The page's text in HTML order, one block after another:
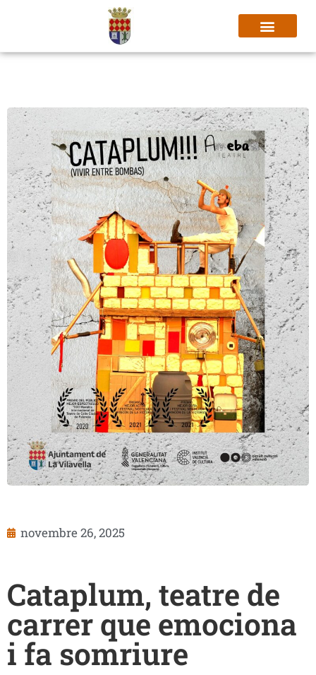
novembre 26, 2025
Cataplum, teatre de
carrer que emociona
i fa somriure